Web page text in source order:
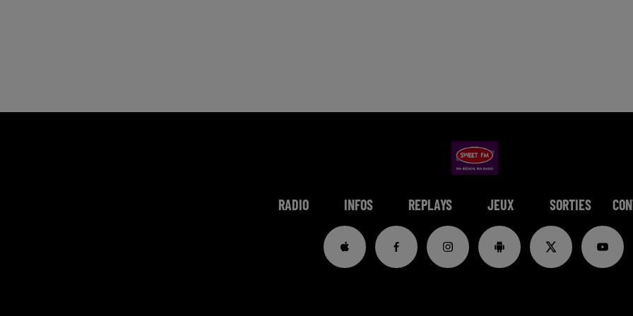
RADIO INFOS REPLAYS JEUX SORTIES